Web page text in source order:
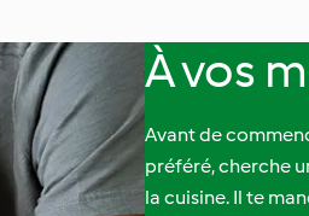
À vos
Avant de
préféré, cherche
la cuisine. Il te